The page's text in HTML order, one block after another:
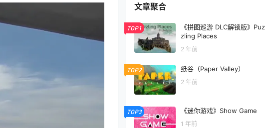
文章聚合
TOP1
《拼图巡游 DLC解锁版》Puz
zling Places
2 年前
TOP2 纸谷（Paper Valley）
2 年前
TOP3 《迷你游戏》Show Game
1 年前